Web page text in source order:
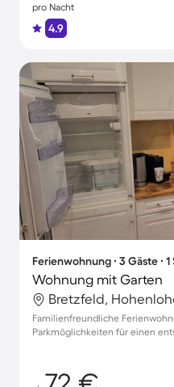
pro Nacht
4.9
Ferienwohnung ∙ 3 Gäste ∙
Wohnung mit Garten
Bretzfeld,
Familienfreundliche
Parkmöglichkeiten für einen